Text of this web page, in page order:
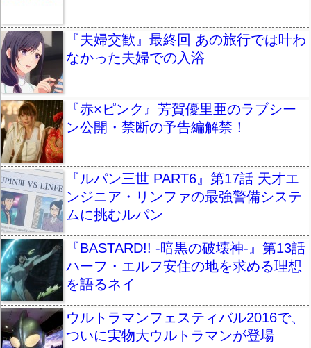
『夫婦交歓』最終回 あの旅行では叶わ
なかった夫婦での入浴
『赤×ピンク』芳賀優里亜のラブシー
ン公開・禁断の予告編解禁！
『ルパン三世 PART6』第17話 天才エ
ンジニア・リンファの最強警備システ
ムに挑むルパン
『BASTARD!! -暗黒の破壊神-』第13話
ハーフ・エルフ安住の地を求める理想
を語るネイ
ウルトラマンフェスティバル2016で、
ついに実物大ウルトラマンが登場